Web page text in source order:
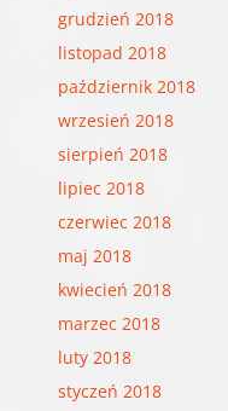
grudzień 2018
listopad 2018
październik 2018
wrzesień 2018
sierpień 2018
lipiec 2018
czerwiec 2018
maj 2018
kwiecień 2018
marzec 2018
luty 2018
styczeń 2018